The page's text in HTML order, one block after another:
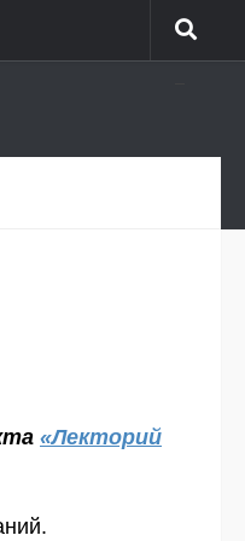
«Лекторий